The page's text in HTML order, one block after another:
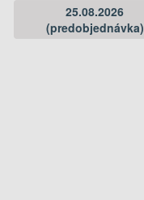
25.08.2026
(predobjednávka)